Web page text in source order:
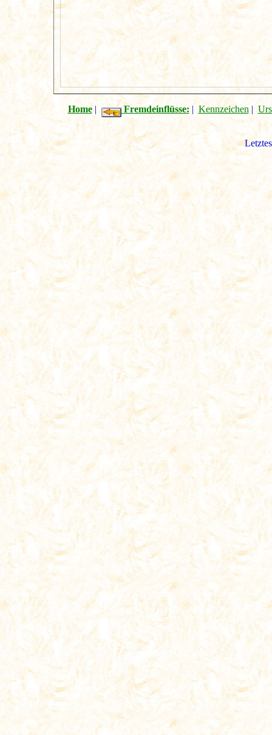
Home| Fremdeinflüsse: | Kennzeichen |